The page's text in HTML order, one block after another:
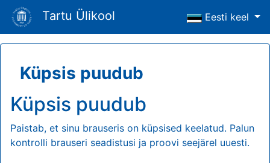
Tartu Ülikool Eesti keel
Küpsis puudub
Küpsis puudub
Paistab, et sinu brauseris on küpsised keelatud. Palun
kontrolli brauseri seadistusi ja proovi seejärel uuesti.